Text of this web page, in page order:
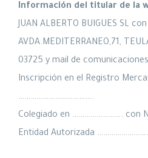
Información del titular de la
JUAN ALBERTO BUIGUES SL
AVDA.MEDITERRANEO,71,
03725 y mail de comunicaciones
Inscripción en el Registro
……………………………….
Colegiado en ……………………. con
Entidad Autorizada